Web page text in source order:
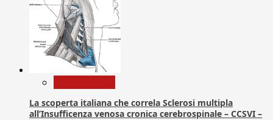
La scoperta italiana che correla Sclerosi multipla
all’Insufficenza venosa cronica cerebrospinale – CCSVI –